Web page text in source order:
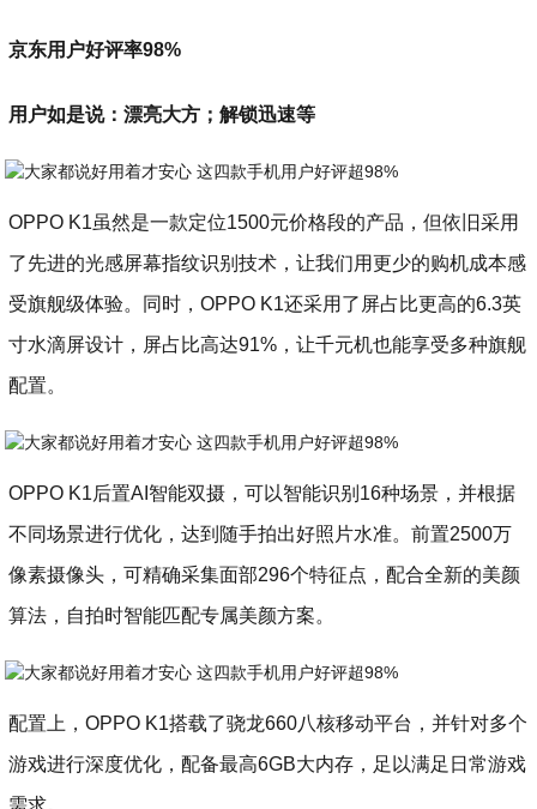
京东用户好评率98%
用户如是说：漂亮大方；解锁迅速等
OPPO K1虽然是一款定位1500元价格段的产品，但依旧采用
了先进的光感屏幕指纹识别技术，让我们用更少的购机成本感
受旗舰级体验。同时，OPPO K1还采用了屏占比更高的6.3英
寸水滴屏设计，屏占比高达91%，让千元机也能享受多种旗舰
配置。
OPPO K1后置AI智能双摄，可以智能识别16种场景，并根据
不同场景进行优化，达到随手拍出好照片水准。前置2500万
像素摄像头，可精确采集面部296个特征点，配合全新的美颜
算法，自拍时智能匹配专属美颜方案。
配置上，OPPO K1搭载了骁龙660八核移动平台，并针对多个
游戏进行深度优化，配备最高6GB大内存，足以满足日常游戏
需求。